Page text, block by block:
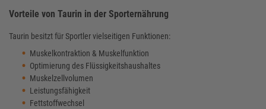
Vorteile von Taurin in der Sporternährung
Taurin besitzt für Sportler vielseitigen Funktionen:
Muskelkontraktion & Muskelfunktion
Optimierung des Flüssigkeitshaushaltes
Muskelzellvolumen
Leistungsfähigkeit
Fettstoffwechsel